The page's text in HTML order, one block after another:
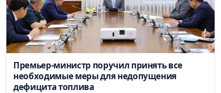
Премьер-министр поручил принять все
необходимые меры для недопущения
дефицита топлива